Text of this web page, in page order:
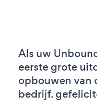
Als uw
eerste grote
opbouwen van
bedrijf.